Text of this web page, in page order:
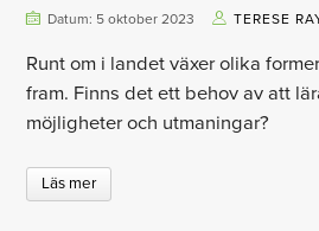
Datum: 5 oktober 2023 TERESE
Runt om i landet växer olika
fram. Finns det ett behov av att
möjligheter och utmaningar?
Läs mer